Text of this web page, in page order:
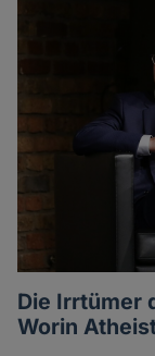
Die Irrtümer
Worin